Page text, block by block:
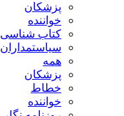
پزشکان
خواننده
کتاب شناسی
سیاستمداران
همه
پزشکان
خطاط
خواننده